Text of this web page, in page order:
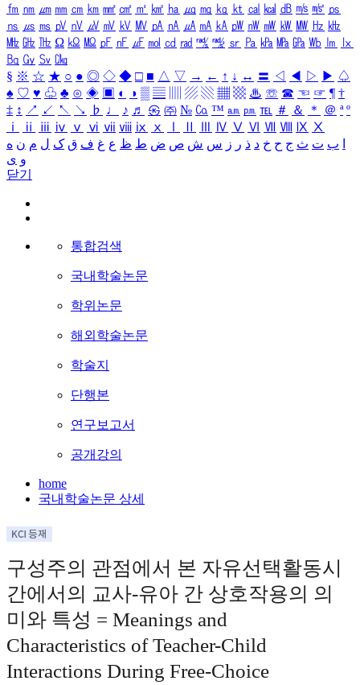
㎙ ㎚ ㎛ ㎜ ㎝ ㎞ ㎟ ㎠ ㎡ ㎢ ㏊ ㎍ ㎎ ㎏ ㏏ ㎈ ㎉ ㏈ ㎧ ㎨ ㎰
㎱ ㎲ ㎳ ㎴ ㎵ ㎶ ㎷ ㎸ ㎹ ㎀ ㎁ ㎂ ㎃ ㎄ ㎺ ㎻ ㎽ ㎾ ㎿ ㎐ ㎑
㎒ ㎓ ㎔ Ω ㏀ ㏁ ㎊ ㎋ ㎌ ㏖ ㏅ ㎭ ㎮ ㎯ ㏛ ㎩ ㎪ ㎫ ㎬ ㏝ ㏐
㏓
㏃ ㏉ ㏜ ㏆
§ ※ ☆ ★ ○ ● ◎ ◇ ◆ □ ■ △ ▽ → ← ↑ ↓ ↔ 〓 ◁ ◀ ▷ ▶ ♤
♠ ♡ ♥ ♧ ♣ ⊙ ◈ ▣ ◐ ◑ ▒ ▤ ▨ ▧ ▦ ▩ ♨ ☏ ☎ ☜ ☞ ¶ †
‡ ↕ ↗ ↙ ↖ ↘ ♭ ♩ ♪ ♬ ㉿ ㈜ № ㏇ ™ ㏂ ㏘ ℡ ＃ ＆ ＊ ＠ ª º
ⅰ
ⅱ ⅲ ⅳ ⅴ ⅵ ⅶ ⅷ ⅸ ⅹ Ⅳ Ⅴ Ⅵ Ⅶ Ⅷ Ⅸ Ⅹ
ب ت ث ج ح خ د ذ ر ز س ش ص ض ط ظ ع غ ف ق ک ل م ن ه
و ی
닫기
통합검색
국내학술논문
학위논문
해외학술논문
학술지
단행본
연구보고서
공개강의
home
국내학술논문 상세
구성주의 관점에서 본 자유선택활동시
간에서의 교사-유아 간 상호작용의 의
미와 특성 = Meanings and
Characteristics of Teacher-Child
Interactions During Free-Choice